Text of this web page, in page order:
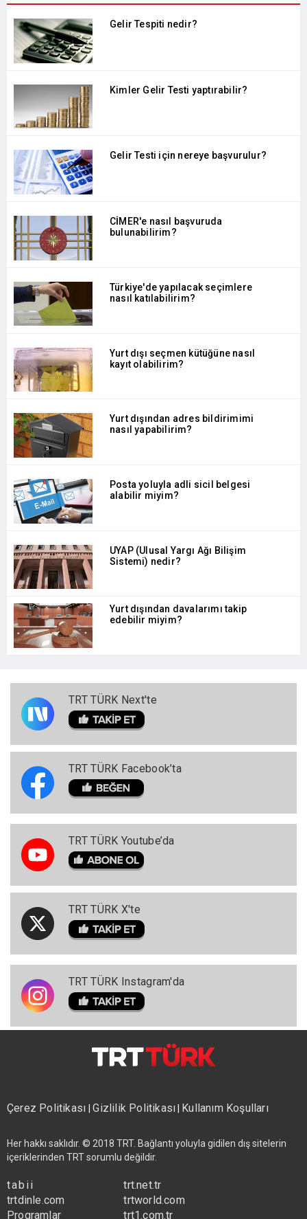
Gelir Tespiti nedir?
Kimler Gelir Testi yaptırabilir?
Gelir Testi için nereye başvurulur?
CİMER'e nasıl başvuruda
bulunabilirim?
Türkiye'de yapılacak seçimlere
nasıl katılabilirim?
Yurt dışı seçmen kütüğüne nasıl
kayıt olabilirim?
Yurt dışından adres bildirimimi
nasıl yapabilirim?
Posta yoluyla adli sicil belgesi
alabilir miyim?
UYAP (Ulusal Yargı Ağı Bilişim
Sistemi) nedir?
Yurt dışından davalarımı takip
edebilir miyim?
TRT TÜRK Next'te
TRT TÜRK Facebook’ta
TRT TÜRK Youtube’da
TRT TÜRK X'te
TRT TÜRK Instagram'da
Çerez Politikası |Gizlilik Politikası Kullanım Koşulları
Her hakkı saklıdır. © 2018 TRT. Bağlantı yoluyla gidilen dış sitelerin
içeriklerinden TRT sorumlu değildir.
tabii
trtdinle.com
Programlar
trt.net.tr
trtworld.com
trt1.com.tr